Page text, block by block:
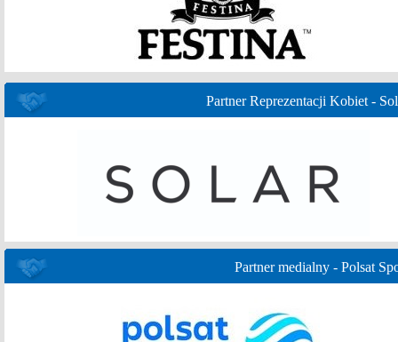
Partner Reprezentacji Kobiet -
Partner medialny - Polsat